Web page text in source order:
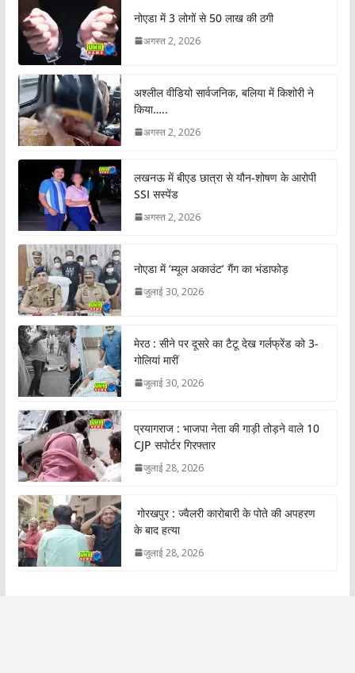
नोएडा में 3 लोगों से 50 लाख की ठगी
अगस्त 2, 2026
अश्लील वीडियो सार्वजनिक, बलिया में किशोरी ने
किया…..
अगस्त 2, 2026
लखनऊ में बीएड छात्रा से यौन-शोषण के आरोपी
SSI सस्पेंड
अगस्त 2, 2026
नोएडा में ‘म्यूल अकाउंट’ गैंग का भंडाफोड़
जुलाई 30, 2026
मेरठ : सीने पर दूसरे का टैटू देख गर्लफ्रेंड को 3-
गोलियां मारीं
जुलाई 30, 2026
प्रयागराज : भाजपा नेता की गाड़ी तोड़ने वाले 10
CJP सपोर्टर गिरफ्तार
जुलाई 28, 2026
गोरखपुर : ज्वैलरी कारोबारी के पोते की अपहरण
के बाद हत्या
जुलाई 28, 2026